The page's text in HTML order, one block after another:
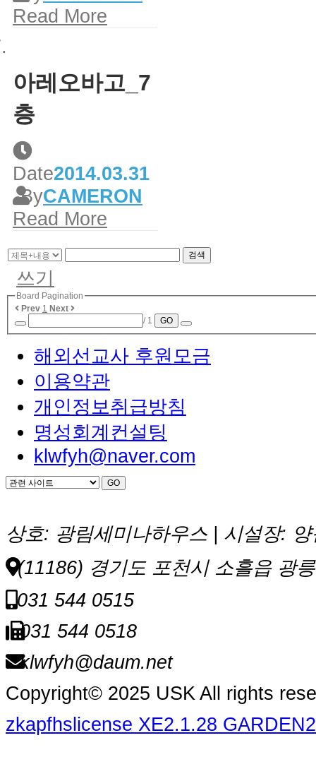
Read More
아레오바고_7
층
Date2014.03.31
ByCAMERON
Read More
검색
쓰기
Board Pagination
Prev 1 Next
/ 1
GO
해외선교사 후원모금
이용약관
개인정보취급방침
명성회계컨설팅
klwfyh@naver.com
상호: 광림세미나하우스 | 시설장:
(11186) 경기도 포천시 소흘읍 광
031 544 0515
031 544 0518
klwfyh@daum.net
Copyright© 2025 USK All rights
zkapfhslicense XE2.1.28